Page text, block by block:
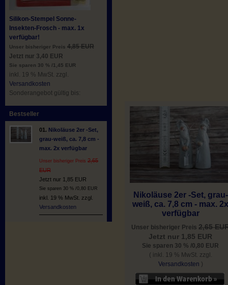
Silikon-Stempel Sonne-
Insekten-Frosch - max. 1x
verfügbar!
Unser bisheriger Preis 4,85 EUR
Jetzt nur 3,40 EUR
Sie sparen 30 % /1,45 EUR
inkl. 19 % MwSt. zzgl.
Versandkosten
Sonderangebot gültig bis:
Bestseller
01. Nikoläuse 2er -Set,
grau-weiß, ca. 7,8 cm -
max. 2x verfügbar
Unser bisheriger Preis 2,65
EUR
Jetzt nur 1,85 EUR
Sie sparen 30 % /0,80 EUR
inkl. 19 % MwSt. zzgl.
Versandkosten
Nikoläuse 2er -Set, grau-
weiß, ca. 7,8 cm - max.
verfügbar
Unser bisheriger Preis 2,65
Jetzt nur 1,85 EUR
Sie sparen 30 % /0,80 EUR
( inkl. 19 % MwSt. zzgl.
Versandkosten )